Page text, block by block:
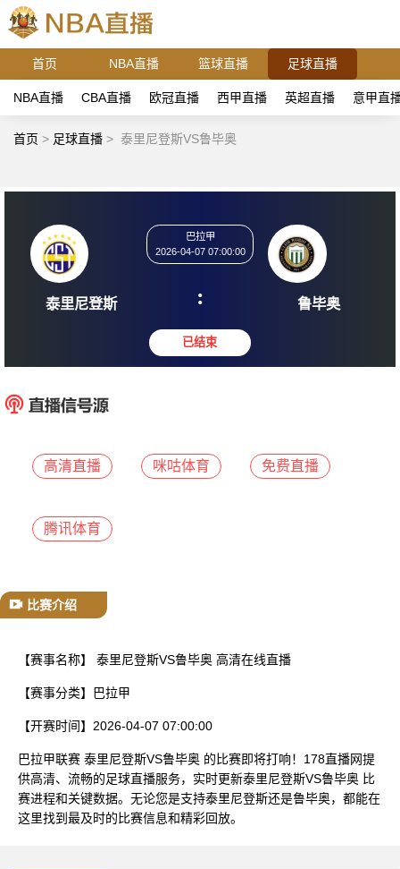
首页 NBA直播 篮球直播 足球直播
NBA直播 CBA直播 欧冠直播 西甲直播 英超直播 意甲直
首页 > 足球直播 > 泰里尼登斯VS鲁毕奥
泰里尼登斯
2026-04-07 07:00:00
: 鲁
高清直播 咪咕体育 免费直播
腾讯体育
比赛介绍
【赛事名称】 泰里尼登斯VS鲁毕奥 高清在线直播
【赛事分类】 巴拉甲
【开赛时间】 2026-04-07 07:00:00
巴拉甲联赛 泰里尼登斯VS鲁毕奥 的比赛即将打响！178直播网提
供高清、流畅的足球直播服务，实时更新泰里尼登斯VS鲁毕奥 比
赛进程和关键数据。无论您是支持泰里尼登斯还是鲁毕奥，都能在
这里找到最及时的比赛信息和精彩回放。